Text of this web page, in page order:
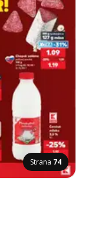
Strana 74